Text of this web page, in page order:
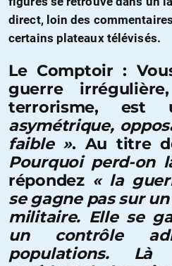
direct, loin des commentaires
certains plateaux télévisés.
Le Comptoir :
guerre
terrorisme, est
asymétrique,
faible ». Au titre
Pourquoi perd-on
répondez « la
se gagne pas sur
militaire. Elle se
un contrôle
populations. Là